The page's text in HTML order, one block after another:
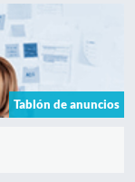
Tablón de anuncios